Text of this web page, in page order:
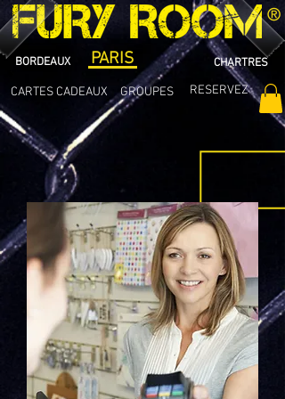
®
BORDEAUX PARIS CHARTRES
CARTES CADEAUX GROUPES RESERVEZ